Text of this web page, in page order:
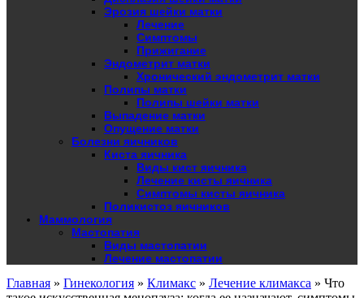
Эрозия шейки матки
Лечение
Симптомы
Прижигание
Эндометрит матки
Хронический эндометрит матки
Полипы матки
Полипы шейки матки
Выпадение матки
Опущение матки
Болезни яичников
Киста яичника
Виды кист яичника
Лечение кисты яичника
Симптомы кисты яичника
Поликистоз яичников
Маммология
Мастопатия
Виды мастопатии
Лечение мастопатии
Главная » Гинекология » Климакс » Лечение климакса » Что